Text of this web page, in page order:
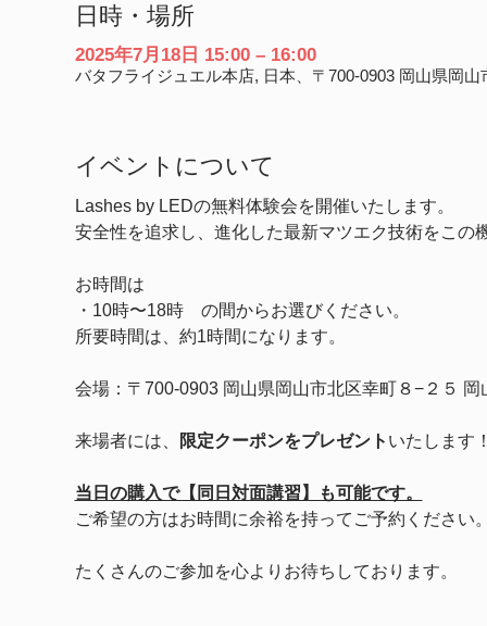
日時・場所
2025年7月18日 15:00 – 16:00
バタフライジュエル本店, 日本、〒700-0903 岡山県岡
イベントについて
Lashes by LEDの無料体験会を開催いたします。
安全性を追求し、進化した最新マツエク技術をこの
お時間は
・10時〜18時　の間からお選びください。
所要時間は、約1時間になります。
会場：〒700-0903 岡山県岡山市北区幸町８−２５
来場者には、 限定クーポンをプレゼント いたします
当日の購入で【同日対面講習】も可能です。
ご希望の方はお時間に余裕を持ってご予約ください
たくさんのご参加を心よりお待ちしております。